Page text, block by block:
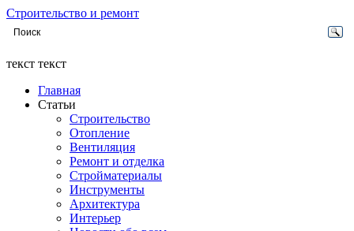
Строительство и ремонт
текст текст
Главная
Статьи
Строительство
Отопление
Вентиляция
Ремонт и отделка
Стройматериалы
Инструменты
Архитектура
Интерьер